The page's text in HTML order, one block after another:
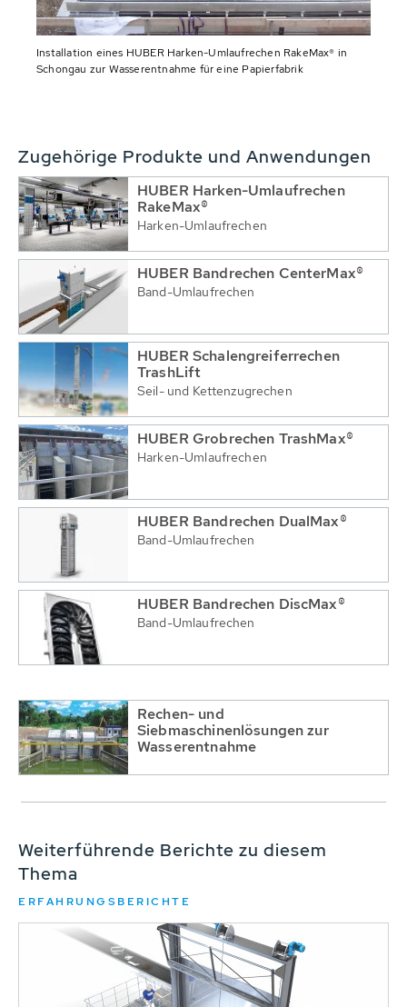
Installation eines HUBER Harken-Umlaufrechen RakeMax® in
Schongau zur Wasserentnahme für eine Papierfabrik
Zugehörige Produkte und Anwendungen
HUBER Harken-Umlaufrechen
RakeMax®
Harken-Umlaufrechen
HUBER Bandrechen CenterMax®
Band-Umlaufrechen
HUBER Schalengreiferrechen
TrashLift
Seil- und Kettenzugrechen
HUBER Grobrechen TrashMax®
Harken-Umlaufrechen
HUBER Bandrechen DualMax®
Band-Umlaufrechen
HUBER Bandrechen DiscMax®
Band-Umlaufrechen
Rechen- und
Siebmaschinenlösungen zur
Wasserentnahme
Weiterführende Berichte zu diesem
Thema
ERFAHRUNGSBERICHTE